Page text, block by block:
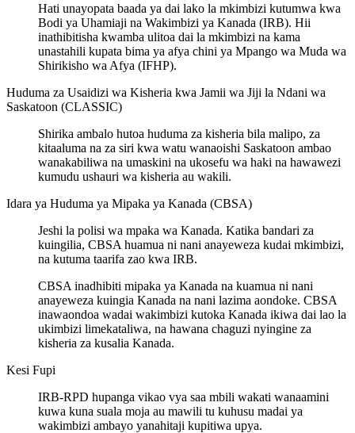
Hati unayopata baada ya dai lako la mkimbizi kutumwa kwa
Bodi ya Uhamiaji na Wakimbizi ya Kanada (IRB). Hii
inathibitisha kwamba ulitoa dai la mkimbizi na kama
unastahili kupata bima ya afya chini ya Mpango wa Muda wa
Shirikisho wa Afya (IFHP).
Huduma za Usaidizi wa Kisheria kwa Jamii wa Jiji la Ndani wa
Saskatoon (CLASSIC)
Shirika ambalo hutoa huduma za kisheria bila malipo, za
kitaaluma na za siri kwa watu wanaoishi Saskatoon ambao
wanakabiliwa na umaskini na ukosefu wa haki na hawawezi
kumudu ushauri wa kisheria au wakili.
Idara ya Huduma ya Mipaka ya Kanada (CBSA)
Jeshi la polisi wa mpaka wa Kanada. Katika bandari za
kuingilia, CBSA huamua ni nani anayeweza kudai mkimbizi,
na kutuma taarifa zao kwa IRB.
CBSA inadhibiti mipaka ya Kanada na kuamua ni nani
anayeweza kuingia Kanada na nani lazima aondoke. CBSA
inawaondoa wadai wakimbizi kutoka Kanada ikiwa dai lao la
ukimbizi limekataliwa, na hawana chaguzi nyingine za
kisheria za kusalia Kanada.
Kesi Fupi
IRB-RPD hupanga vikao vya saa mbili wakati wanaamini
kuwa kuna suala moja au mawili tu kuhusu madai ya
wakimbizi ambayo yanahitaji kupitiwa upya.